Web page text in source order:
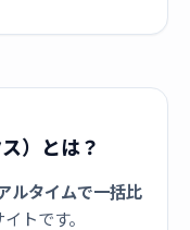
）とは？
ルタイムで一括比
トです。